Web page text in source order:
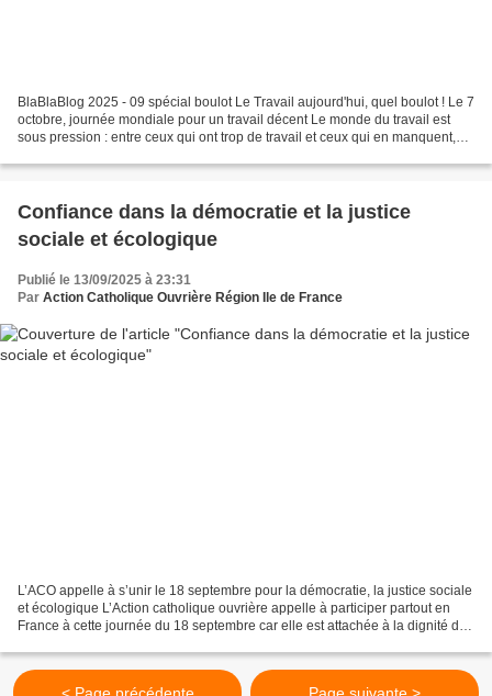
BlaBlaBlog 2025 - 09 spécial boulot Le Travail aujourd'hui, quel boulot ! Le 7
octobre, journée mondiale pour un travail décent Le monde du travail est
sous pression : entre ceux qui ont trop de travail et ceux qui en manquent,
Confiance dans la démocratie et la justice
sociale et écologique
Publié le 13/09/2025 à 23:31
Par Action Catholique Ouvrière Région Ile de France
L’ACO appelle à s’unir le 18 septembre pour la démocratie, la justice sociale
et écologique L’Action catholique ouvrière appelle à participer partout en
France à cette journée du 18 septembre car elle est attachée à la dignité des